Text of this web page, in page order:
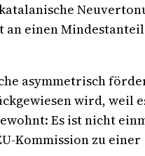
einen Mindestanteil
asymmetrisch
wird, weil
Es ist nicht
Kommission zu einer